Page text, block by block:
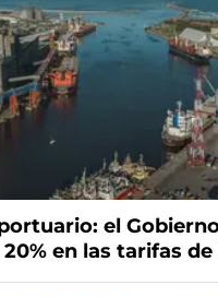
el
en las tarifas